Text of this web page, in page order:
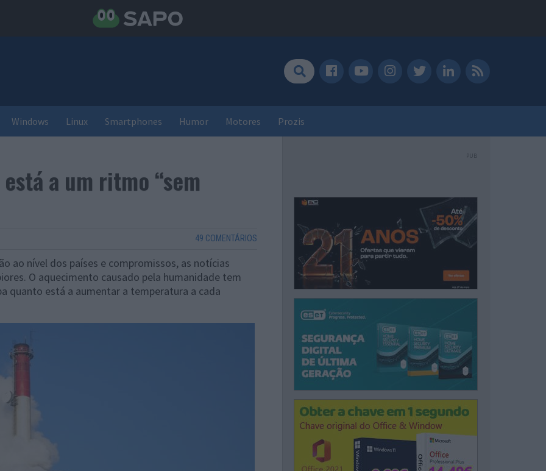
Windows Linux Smartphones Humor Motores Prozis
a um ritmo “sem
49 COMENTÁRIOS
ao nível dos países e compromissos, as notícias
O aquecimento causado pela humanidade tem
quanto está a aumentar a temperatura a cada
PUB